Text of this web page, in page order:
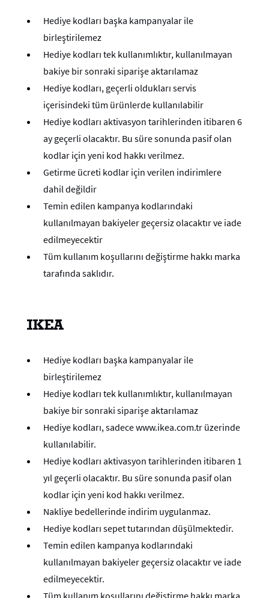
Hediye kodları başka kampanyalar ile
birleştirilemez
Hediye kodları tek kullanımlıktır, kullanılmayan
bakiye bir sonraki siparişe aktarılamaz
Hediye kodları, geçerli oldukları servis
içerisindeki tüm ürünlerde kullanılabilir
Hediye kodları aktivasyon tarihlerinden itibaren 6
ay geçerli olacaktır. Bu süre sonunda pasif olan
kodlar için yeni kod hakkı verilmez.
Getirme ücreti kodlar için verilen indirimlere
dahil değildir
Temin edilen kampanya kodlarındaki
kullanılmayan bakiyeler geçersiz olacaktır ve iade
edilmeyecektir
Tüm kullanım koşullarını değiştirme hakkı marka
tarafında saklıdır.
IKEA
Hediye kodları başka kampanyalar ile
birleştirilemez
Hediye kodları tek kullanımlıktır, kullanılmayan
bakiye bir sonraki siparişe aktarılamaz
Hediye kodları, sadece www.ikea.com.tr üzerinde
kullanılabilir.
Hediye kodları aktivasyon tarihlerinden itibaren 1
yıl geçerli olacaktır. Bu süre sonunda pasif olan
kodlar için yeni kod hakkı verilmez.
Nakliye bedellerinde indirim uygulanmaz.
Hediye kodları sepet tutarından düşülmektedir.
Temin edilen kampanya kodlarındaki
kullanılmayan bakiyeler geçersiz olacaktır ve iade
edilmeyecektir.
Tüm kullanım koşullarını değiştirme hakkı marka